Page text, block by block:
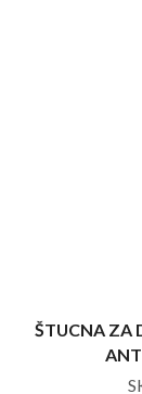
ŠTUCNA ZA